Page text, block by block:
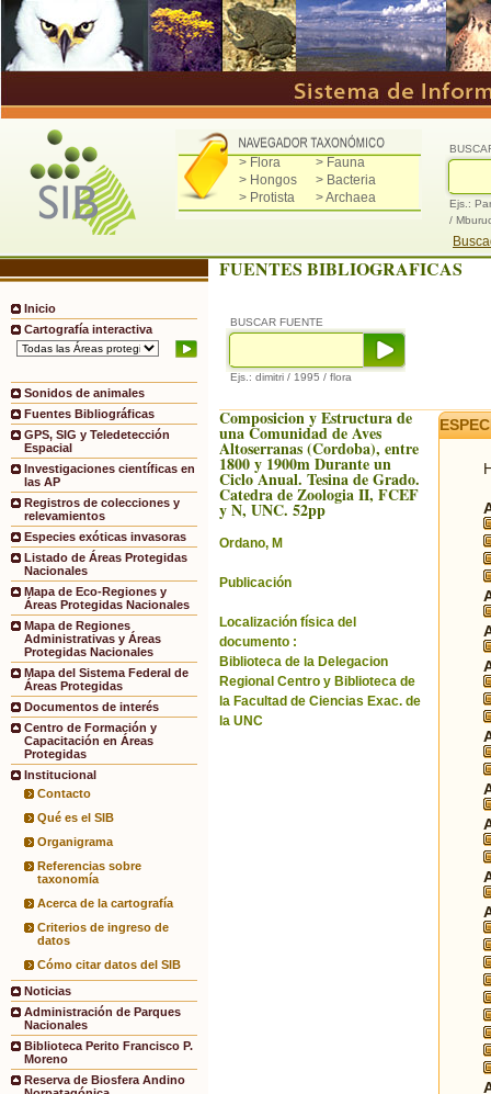
> Flora
> Fauna
> Hongos
> Bacteria
> Protista
> Archaea
Ejs.:
/
Inicio
Cartografía interactiva
Sonidos de animales
Fuentes Bibliográficas
GPS, SIG y Teledetección
Espacial
Investigaciones científicas en
las AP
Registros de colecciones y
relevamientos
Especies exóticas invasoras
Listado de Áreas Protegidas
Nacionales
Mapa de Eco-Regiones y
Áreas Protegidas Nacionales
Mapa de Regiones
Administrativas y Áreas
Protegidas Nacionales
Mapa del Sistema Federal de
Áreas Protegidas
Documentos de interés
Centro de Formación y
Capacitación en Áreas
Protegidas
Institucional
Contacto
Qué es el SIB
Organigrama
Referencias sobre
taxonomía
Acerca de la cartografía
Criterios de ingreso de
datos
Cómo citar datos del SIB
Noticias
Administración de Parques
Nacionales
Biblioteca Perito Francisco P.
Moreno
Reserva de Biosfera Andino
FUENTES BIBLIOGRAFICAS
BUSCAR FUENTE
Ejs.: dimitri / 1995 / flora
Composicion y Estructura de
una Comunidad de Aves
Altoserranas (Cordoba), entre
1800 y 1900m Durante un
Ciclo Anual. Tesina de Grado.
Catedra de Zoologia II, FCEF
y N, UNC. 52pp
Ordano, M
Publicación
Localización física del
documento :
Biblioteca de la Delegacion
Regional Centro y Biblioteca de
la Facultad de Ciencias Exac. de
la UNC